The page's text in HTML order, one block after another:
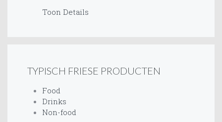
Toon Details
TYPISCH FRIESE PRODUCTEN
Food
Drinks
Non-food